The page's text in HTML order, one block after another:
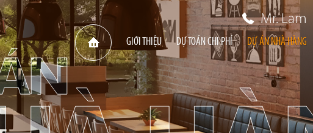
Mr. Lam
GIỚI THIỆU DỰ TOÁN CHI PHÍ DỰ ÁN NHÀ HÀNG